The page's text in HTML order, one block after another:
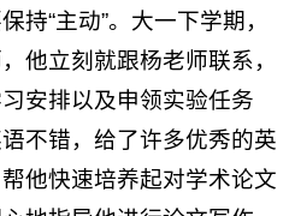
持“主动”。大一下学期，
他立刻就跟杨老师联系，
安排以及申领实验任务
不错，给了许多优秀的英
他快速培养起对学术论文